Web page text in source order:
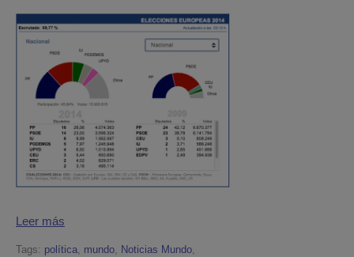
Leer más
Tags: política, mundo, Noticias Mundo,